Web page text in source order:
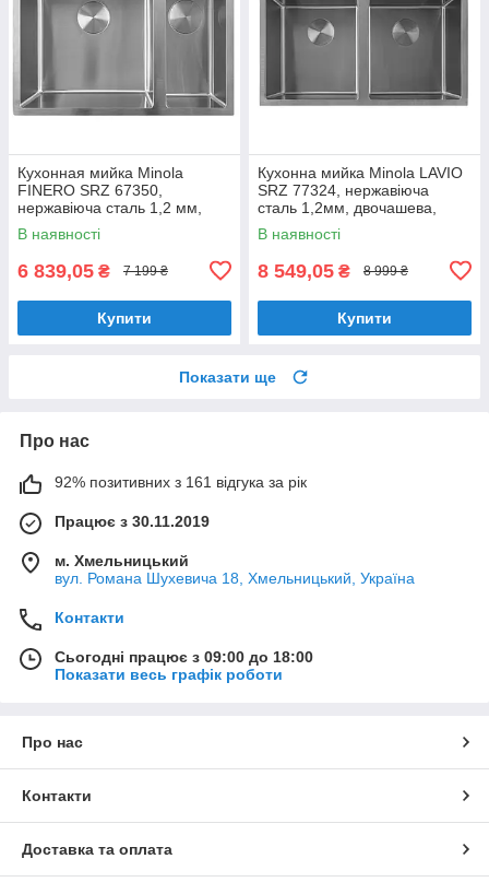
Кухонная мийка Minola
FINERO SRZ 67350,
нержавіюча сталь 1,2 мм,
півторачашева, врізна/під
стільницю
В наявності
6 839,05 ₴ 7 199 ₴
Купити
Кухонна мийка Minola LAVIO
SRZ 77324, нержавіюча
сталь 1,2мм, двочашева,
врізна
В наявності
8 549,05 ₴ 8 999 ₴
Купити
Показати ще
Про нас
92% позитивних з 161 відгука за рік
Працює з 30.11.2019
м. Хмельницький
вул. Романа Шухевича 18, Хмельницький, Україна
Контакти
Сьогодні працює з 09:00 до 18:00
Показати весь графік роботи
Про нас
Контакти
Доставка та оплата